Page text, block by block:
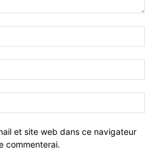
et site web dans ce navigateur
commenterai.